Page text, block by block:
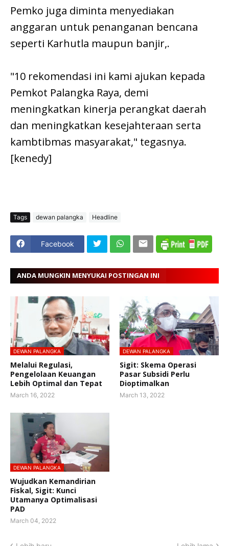
Pemko juga diminta menyediakan
anggaran untuk penanganan bencana
seperti Karhutla maupun banjir,.
"10 rekomendasi ini kami ajukan kepada
Pemkot Palangka Raya, demi
meningkatkan kinerja perangkat daerah
dan meningkatkan kesejahteraan serta
kambtibmas masyarakat," tegasnya.
[kenedy]
Tags dewan palangka Headline
Facebook
ANDA MUNGKIN MENYUKAI POSTINGAN INI
DEWAN PALANGKA
Melalui Regulasi,
Pengelolaan Keuangan
Lebih Optimal dan Tepat
March 16, 2022
DEWAN PALANGKA
Sigit: Skema Operasi
Pasar Subsidi Perlu
Dioptimalkan
March 13, 2022
DEWAN PALANGKA
Wujudkan Kemandirian
Fiskal, Sigit: Kunci
Utamanya Optimalisasi
PAD
March 04, 2022